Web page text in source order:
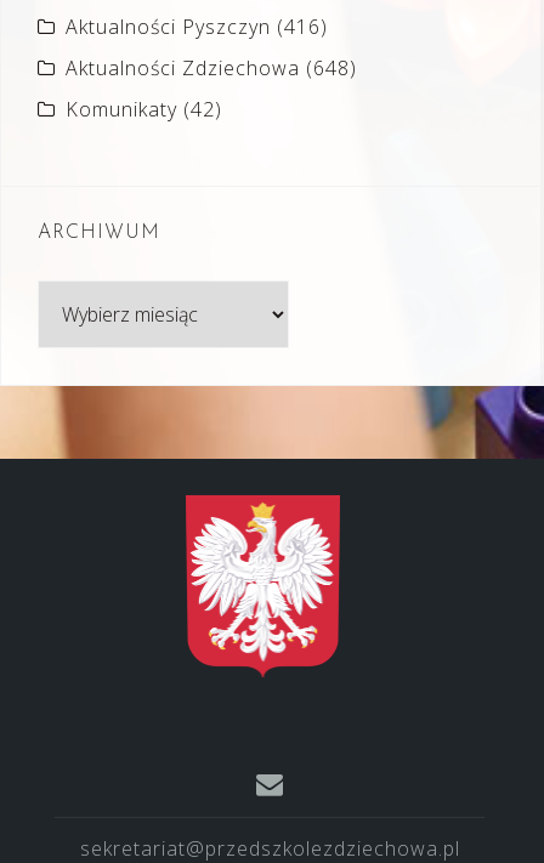
Aktualności Pyszczyn (416)
Aktualności Zdziechowa (648)
Komunikaty (42)
ARCHIWUM
sekretariat@przedszkolezdziechowa.pl